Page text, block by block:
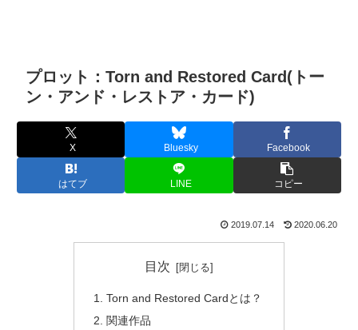
プロット：Torn and Restored Card(トー
ン・アンド・レストア・カード)
X Bluesky Facebook
はてブ LINE コピー
2019.07.14 2020.06.20
目次
Torn and Restored Cardとは？
関連作品